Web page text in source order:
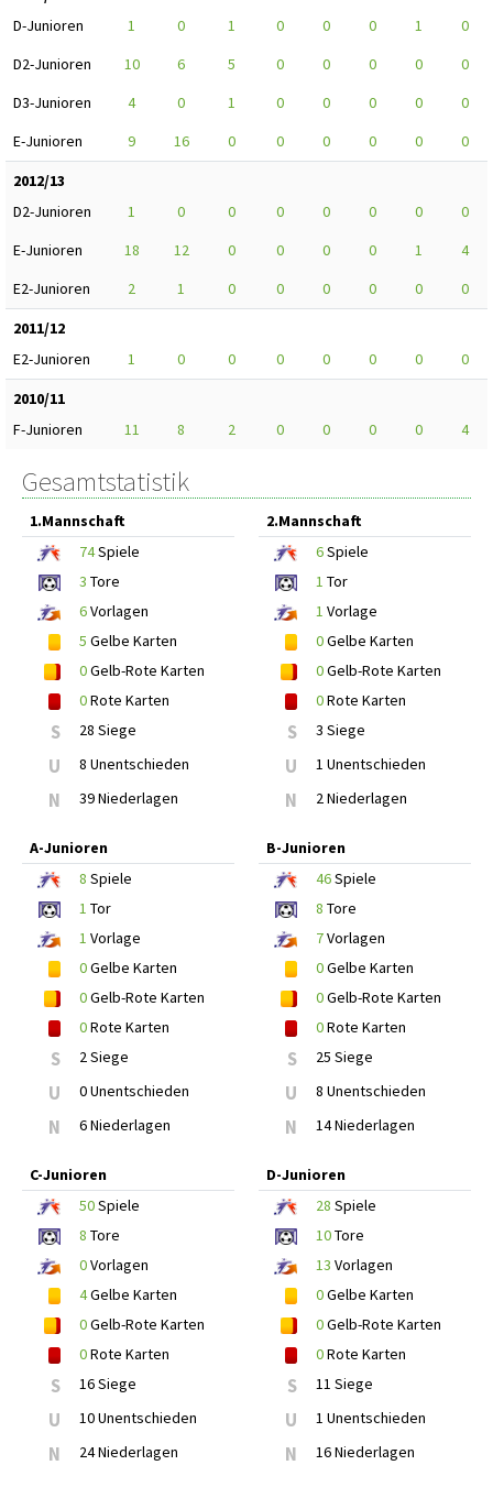
D-Junioren
1 0 1 0 0 0 1
0
D2-Junioren
10 6 5 0 0 0 0
0
D3-Junioren
4 0 1 0 0 0 0
0
E-Junioren
9 16 0 0 0 0 0
0
2012/13
D2-Junioren
1 0 0 0 0 0 0
0
E-Junioren
18 12 0 0 0 0 1
4
E2-Junioren
2 1 0 0 0 0 0
0
2011/12
E2-Junioren
1 0 0 0 0 0 0
0
2010/11
F-Junioren
11 8 2 0 0 0 0 4
Gesamtstatistik
1.Mannschaft
74Spiele
3 Tore
6Vorlagen
5 Gelbe Karten
0Gelb-Rote Karten
0Rote Karten
S 28 Siege
U 8 Unentschieden
N 39 Niederlagen
2.Mannschaft
6Spiele
1 Tor
1 Vorlage
0Gelbe Karten
0Gelb-Rote Karten
0Rote Karten
S 3 Siege
U 1 Unentschieden
N 2 Niederlagen
A-Junioren
8 Spiele
1 Tor
1 Vorlage
0Gelbe Karten
0Gelb-Rote Karten
0Rote Karten
S 2 Siege
U 0 Unentschieden
N 6 Niederlagen
B-Junioren
46Spiele
8 Tore
7Vorlagen
0Gelbe Karten
0Gelb-Rote Karten
0Rote Karten
S 25 Siege
U 8 Unentschieden
N 14 Niederlagen
C-Junioren
50Spiele
8 Tore
0Vorlagen
4Gelbe Karten
0Gelb-Rote Karten
0Rote Karten
S 16 Siege
U 10 Unentschieden
N 24 Niederlagen
D-Junioren
28 Spiele
10Tore
13 Vorlagen
0Gelbe Karten
0Gelb-Rote Karten
0Rote Karten
S 11 Siege
U 1 Unentschieden
N 16 Niederlagen